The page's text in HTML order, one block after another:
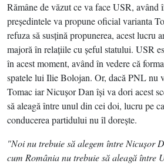
Rămâne de văzut ce va face USR, având
preşedintele va propune oficial varianta
refuza să susţină propunerea, acest lucru
majoră în relaţiile cu şeful statului. USR
în acest moment, având în vedere că
spatele lui Ilie Bolojan. Or, dacă PNL nu
Tomac iar Nicuşor Dan îşi va dori acest
să aleagă între unul din cei doi, lucru pe
conducerea partidului nu îl doreşte.
"Noi nu trebuie să alegem între Nicuşor
cum România nu trebuie să aleagă între